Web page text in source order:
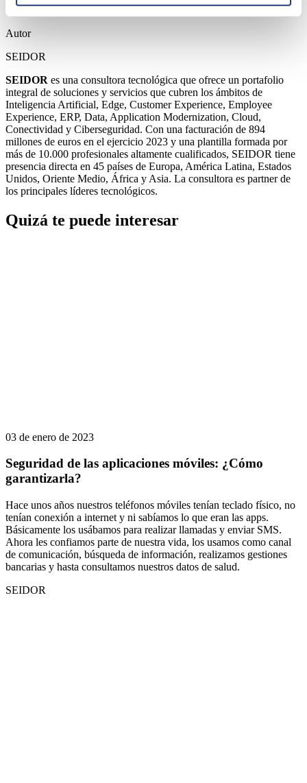
Autor
SEIDOR
SEIDOR es una consultora tecnológica que ofrece un portafolio
integral de soluciones y servicios que cubren los ámbitos de
Inteligencia Artificial, Edge, Customer Experience, Employee
Experience, ERP, Data, Application Modernization, Cloud,
Conectividad y Ciberseguridad. Con una facturación de 894
millones de euros en el ejercicio 2023 y una plantilla formada por
más de 10.000 profesionales altamente cualificados, SEIDOR tiene
presencia directa en 45 países de Europa, América Latina, Estados
Unidos, Oriente Medio, África y Asia. La consultora es partner de
los principales líderes tecnológicos.
Quizá te puede interesar
03 de enero de 2023
Seguridad de las aplicaciones móviles: ¿Cómo
garantizarla?
Hace unos años nuestros teléfonos móviles tenían teclado físico, no
tenían conexión a internet y ni sabíamos lo que eran las apps.
Básicamente los usábamos para realizar llamadas y enviar SMS.
Ahora les confiamos parte de nuestra vida, los usamos como canal
de comunicación, búsqueda de información, realizamos gestiones
bancarias y hasta consultamos nuestros datos de salud.
SEIDOR